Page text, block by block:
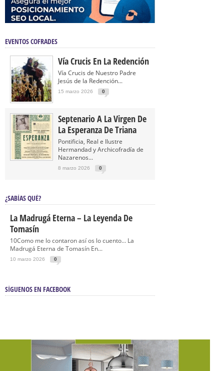
EVENTOS COFRADES
Vía Crucis En La Redención
Vía Crucis de Nuestro Padre
Jesús de la Redención...
15 marzo 2026 0
Septenario A La Virgen De
La Esperanza De Triana
Pontificia, Real e Ilustre
Hermandad y Archicofradía de
Nazarenos...
8 marzo 2026 0
¿SABÍAS QUÉ?
La Madrugá Eterna – La Leyenda De
Tomasín
10Como me lo contaron así os lo cuento… La
Madrugá Eterna de Tomasín En...
10 marzo 2026 0
SÍGUENOS EN FACEBOOK